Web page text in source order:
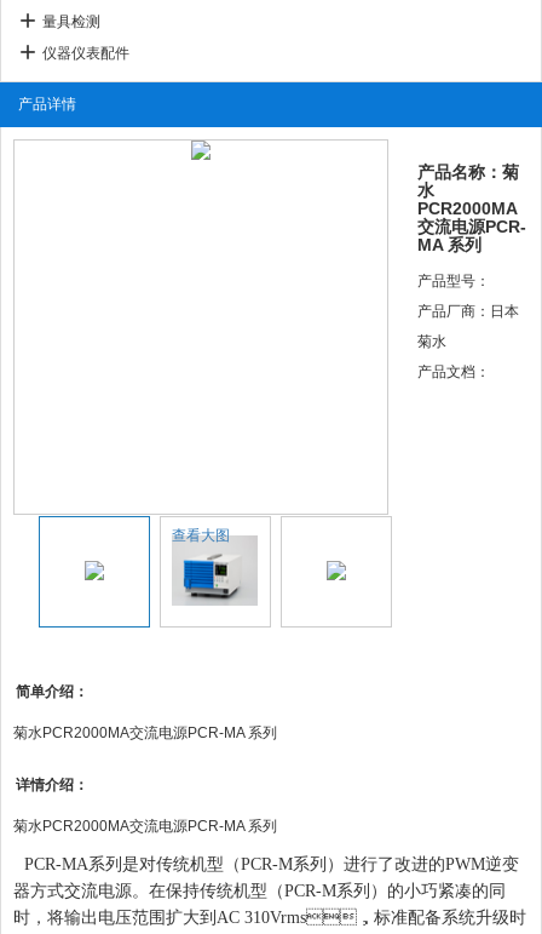
量具检测
仪器仪表配件
产品详情
查看大图
产品名称：菊
水
PCR2000MA
交流电源PCR-
MA 系列
产品型号：
产品厂商：日本
菊水
产品文档：
简单介绍：
菊水PCR2000MA交流电源PCR-MA 系列
详情介绍：
菊水PCR2000MA交流电源PCR-MA 系列
PCR-MA系列是对传统机型（PCR-M系列）进行了改进的PWM逆变
器方式交流电源。在保持传统机型（PCR-M系列）的小巧紧凑的同
时，将输出电压范围扩大到AC 310Vrms，标准配备系统升级时